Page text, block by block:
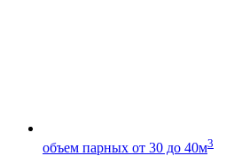
объем парных от 30 до 40м3